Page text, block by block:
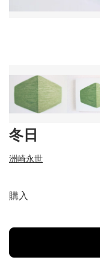
冬日
洲崎永世
購入